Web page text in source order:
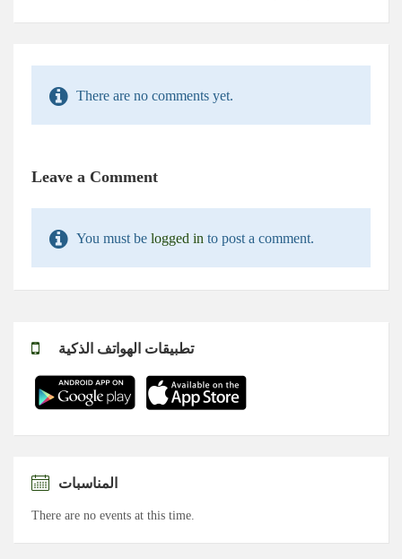
There are no comments yet.
Leave a Comment
You must be logged in to post a comment.
تطبيقات الهواتف الذكية
المناسبات
There are no events at this time.